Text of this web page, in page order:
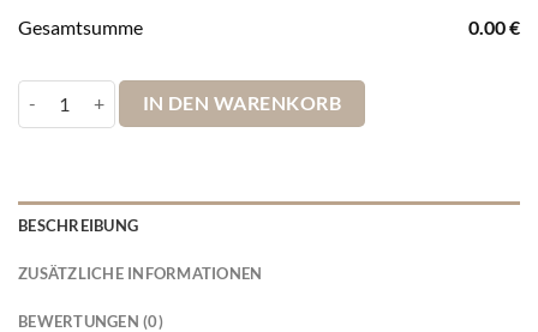
Gesamtsumme
0.00€
Italienkarte Blue Multicolor Menge
IN DEN WARENKORB
BESCHREIBUNG
ZUSÄTZLICHE INFORMATIONEN
BEWERTUNGEN (0)